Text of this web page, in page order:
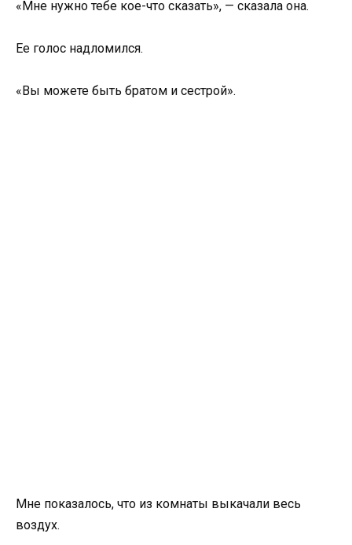
«Мне нужно тебе кое-что сказать», — сказала она.
Ее голос надломился.
«Вы можете быть братом и сестрой».
Мне показалось, что из комнаты выкачали весь
воздух.